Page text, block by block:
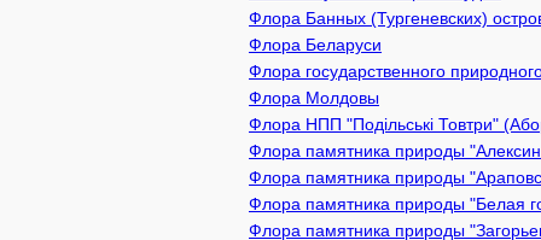
Флора Банных (Тургеневских)
Флора Беларуси
Флора государственного
Флора Молдовы
Флора НПП "Подільські Товтри"
Флора памятника природы
Флора памятника природы
Флора памятника природы "Белая
Флора памятника природы